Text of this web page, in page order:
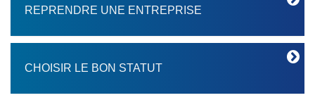
REPRENDRE UNE ENTREPRISE
CHOISIR LE BON STATUT